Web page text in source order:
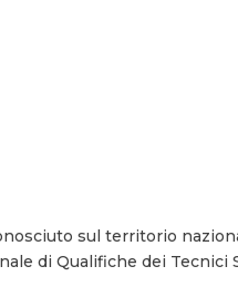
sul territorio
di Qualifiche dei Tecnici